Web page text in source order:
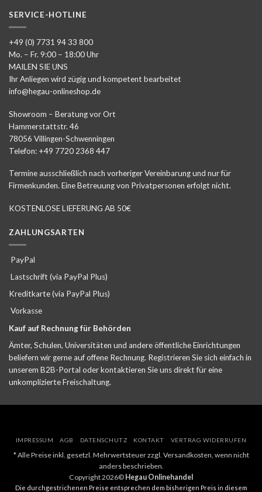
SERVICE-HOTLINE
+49 (0) 7731 94 33 800
Mo. – Fr. 9:00 – 18:00 Uhr
MAILEN SIE UNS
Ihr Anliegen wird zügig und kompetent bearbeitet
info@hegau-onlineshop.de
Showroom – Beratung vor Ort
Hammerstattstr. 46
78056 Villingen-Schwenningen
Telefon: +49 7720 2368 447
Termine ausschließlich nach vorheriger Vereinbarung und nur für
Firmenkunden. Eine Betreuung von Privatpersonen erfolgt nicht.
KOSTENLOSE LIEFERUNG AB 50€
ZAHLUNGSARTEN
PayPal
Lastschrift (via PayPal Plus)
Kreditkarte (via PayPal Plus)
Vorkasse
Kauf auf Rechnung für Behörden
Ämter, Schulen, Universitäten und andere öffentliche Einrichtungen
beliefern wir gerne auf offene Rechnung. Registrieren Sie sich einfach in
unserem B2B-Portal oder kontaktieren Sie uns direkt für eine
unkomplizierte Freischaltung.
IMPRESSUM AGB DATENSCHUTZ KONTAKT VERTRAG WIDERRUFEN
* Alle Preise inkl. gesetzl. Mehrwertsteuer zzgl. Versandkosten, wenn nicht
anders beschrieben.
Copyright 2026© Hegau Onlinehandel
Die durchgestrichenen Preise entsprechen dem bisherigen Preis in diesem